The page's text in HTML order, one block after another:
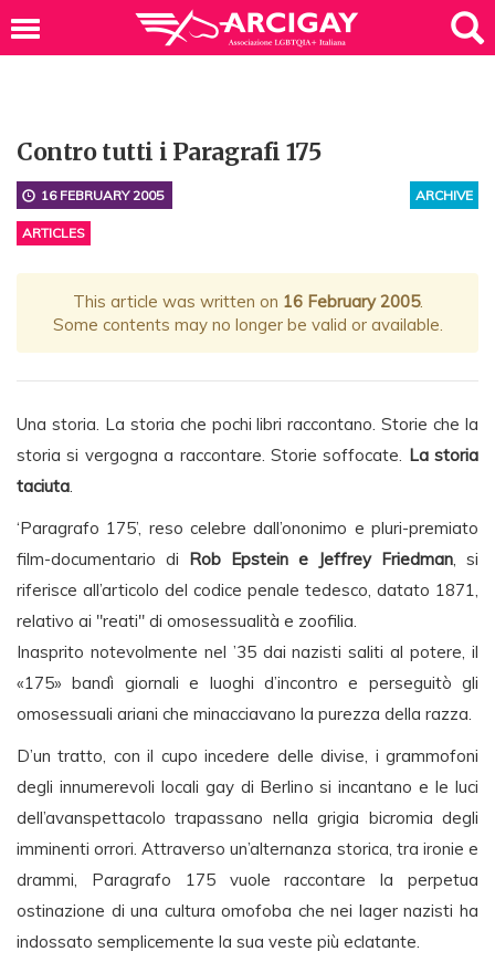
Contro tutti i Paragrafi 175
ARCHIVE
16 FEBRUARY 2005
ARTICLES
This article was written on 16 February 2005.
Some contents may no longer be valid or available.
Una storia. La storia che pochi libri raccontano. Storie che la
storia si vergogna a raccontare. Storie soffocate. La storia
taciuta.
‘Paragrafo 175’, reso celebre dall’ononimo e pluri-premiato
film-documentario di Rob Epstein e Jeffrey Friedman, si
riferisce all’articolo del codice penale tedesco, datato 1871,
relativo ai "reati" di omosessualità e zoofilia.
Inasprito notevolmente nel ’35 dai nazisti saliti al potere, il
«175» bandì giornali e luoghi d’incontro e perseguitò gli
omosessuali ariani che minacciavano la purezza della razza.
D’un tratto, con il cupo incedere delle divise, i grammofoni
degli innumerevoli locali gay di Berlino si incantano e le luci
dell’avanspettacolo trapassano nella grigia bicromia degli
imminenti orrori. Attraverso un’alternanza storica, tra ironie e
drammi, Paragrafo 175 vuole raccontare la perpetua
ostinazione di una cultura omofoba che nei lager nazisti ha
indossato semplicemente la sua veste più eclatante.